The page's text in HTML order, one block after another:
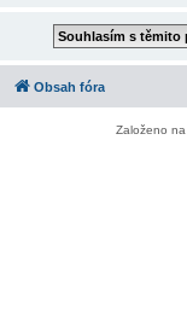
Obsah fóra
Založeno na